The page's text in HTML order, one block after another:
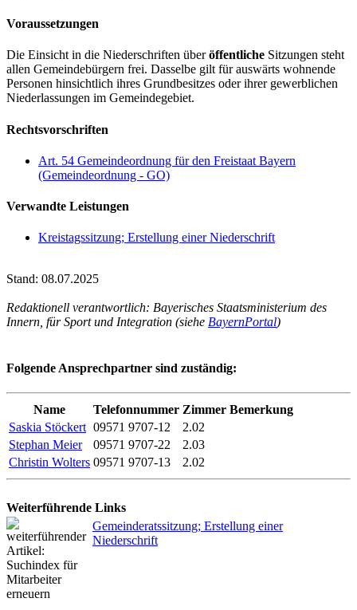
Voraussetzungen
Die Einsicht in die Niederschriften überöffentliche Sitzungen steht
allen Gemeindebürgern frei. Dasselbe gilt für auswärts wohnende
Personen hinsichtlich ihres Grundbesitzes oder ihrer gewerblichen
Niederlassungen im Gemeindegebiet.
Rechtsvorschriften
Art. 54 Gemeindeordnung für den Freistaat Bayern
(Gemeindeordnung - GO)
Verwandte Leistungen
Kreistagssitzung; Erstellung einer Niederschrift
Stand: 08.07.2025
Redaktionell verantwortlich: Bayerisches Staatsministerium des
Innern, für Sport und Integration (siehe BayernPortal)
Folgende Ansprechpartner sind zuständig:
Name Telefonnummer Zimmer Bemerkung
Saskia Stöckert 09571 9707-12
2.02
Stephan Meier
09571 9707-22
2.03
Christin Wolters 09571 9707-13 2.02
Weiterführende Links
Gemeinderatssitzung; Erstellung einer
Niederschrift